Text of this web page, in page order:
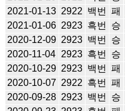
2021-01-13 2922 백번 패
2021-01-06 2923 흑번 승
2020-12-09 2923 백번 승
2020-11-04 2923 흑번 승
2020-10-29 2923 백번 패
2020-10-07 2922 흑번 패
2020-09-28 2923 백번 승